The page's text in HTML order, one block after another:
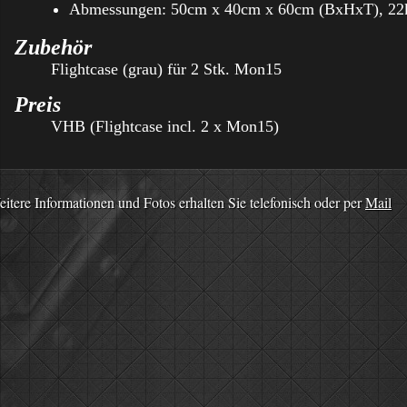
Abmessungen: 50cm x 40cm x 60cm (BxHxT),
Zubehör
Flightcase (grau) für 2 Stk. Mon15
Preis
VHB (Flightcase incl. 2 x Mon15)
Informationen und Fotos erhalten Sie telefonisch oder perMail